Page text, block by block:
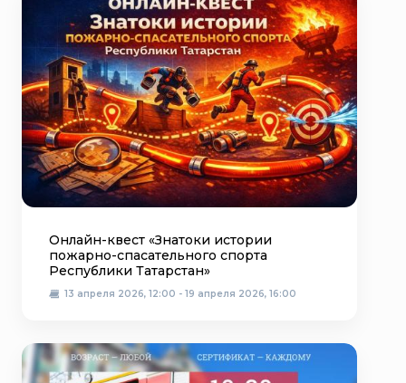
Онлайн-квест «Знатоки истории
пожарно-спасательного спорта
Республики Татарстан»
13 апреля 2026, 12:00 - 19 апреля 2026, 16:00